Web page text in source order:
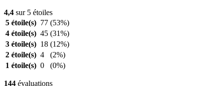
4,4 sur 5 étoiles
5 étoile(s) 77 (53%)
4 étoile(s) 45 (31%)
3 étoile(s) 18 (12%)
2 étoile(s) 4
(2%)
1 étoile(s) 0 (0%)
144 évaluations